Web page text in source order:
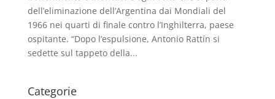
dell’eliminazione dell’Argentina dai Mondiali del
1966 nei quarti di finale contro l’Inghilterra, paese
ospitante. “Dopo l’espulsione, Antonio Rattín si
sedette sul tappeto della...
Categorie